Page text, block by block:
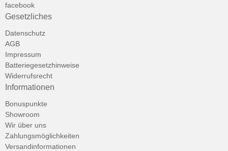
facebook
Gesetzliches
Datenschutz
AGB
Impressum
Batteriegesetzhinweise
Widerrufsrecht
Informationen
Bonuspunkte
Showroom
Wir über uns
Zahlungsmöglichkeiten
Versandinformationen